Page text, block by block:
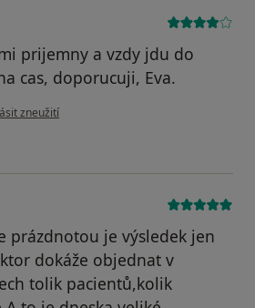
prijemny a vzdy jdu do
cas, doporucuji, Eva.
názoru uživatele Pacient
zneužití
prázdnotou je výsledek jen
dokáže objednat v
tolik pacientů,kolik